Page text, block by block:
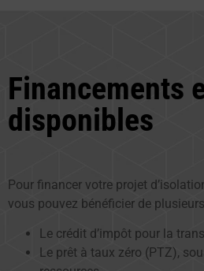
Financements
disponibles
Pour financer votre projet
vous pouvez bénéficier de
Le crédit d’impôt pour la
Le prêt à taux zéro (PTZ),